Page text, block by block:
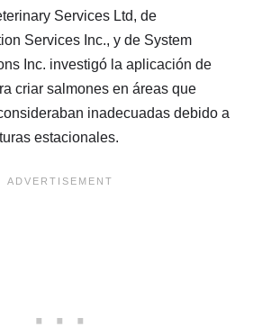
Services Ltd, de
Services Inc., y de System
Inc. investigó la aplicación de
criar salmones en áreas que
inadecuadas debido a
estacionales.